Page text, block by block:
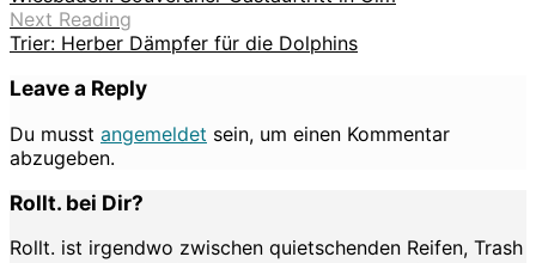
Next Reading
Trier: Herber Dämpfer für die Dolphins
Leave a Reply
Du musst angemeldet sein, um einen Kommentar
abzugeben.
Rollt. bei Dir?
Rollt. ist irgendwo zwischen quietschenden Reifen, Trash